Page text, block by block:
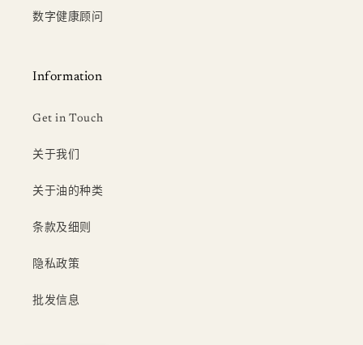
数字健康顾问
Information
Get in Touch
关于我们
关于油的种类
条款及细则
隐私政策
批发信息